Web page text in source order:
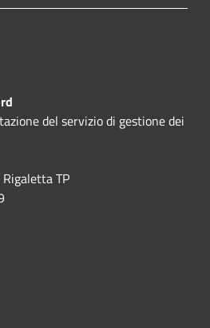
del servizio di gestione dei
TP